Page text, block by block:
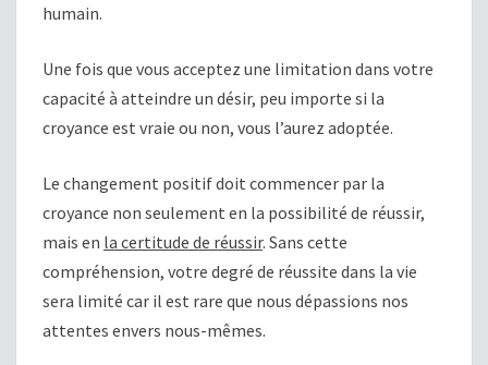
humain.
Une fois que vous acceptez une limitation dans votre
capacité à atteindre un désir, peu importe si la
croyance est vraie ou non, vous l’aurez adoptée.
Le changement positif doit commencer par la
croyance non seulement en la possibilité de réussir,
mais en la certitude de réussir. Sans cette
compréhension, votre degré de réussite dans la vie
sera limité car il est rare que nous dépassions nos
attentes envers nous-mêmes.